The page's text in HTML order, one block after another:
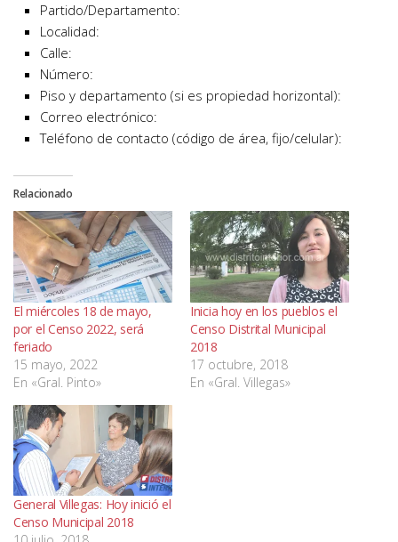
Partido/Departamento:
Localidad:
Calle:
Número:
Piso y departamento (si es propiedad horizontal):
Correo electrónico:
Teléfono de contacto (código de área, fijo/celular):
Relacionado
El miércoles 18 de mayo,
por el Censo 2022, será
feriado
15 mayo, 2022
En «Gral. Pinto»
Inicia hoy en los pueblos el
Censo Distrital Municipal
2018
17 octubre, 2018
En «Gral. Villegas»
General Villegas: Hoy inició el
Censo Municipal 2018